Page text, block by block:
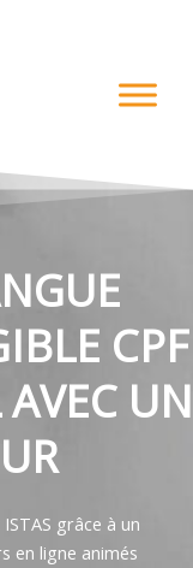
CPF
UN
grâce à un
en ligne animés